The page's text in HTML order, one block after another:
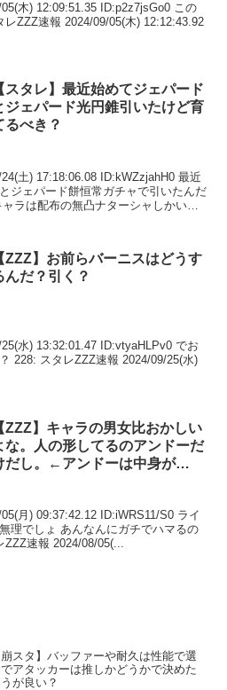
木) 12:09:51.35 ID:p2z7jsGo0 この
ZZZ速報 2024/09/05(木) 12:12:43.92
スタレ】最近始めてジェパード
ジェパード光円錐引いたけど育
るべき？
土) 17:18:06.08 ID:kWZzjahH0 最近
ジェパード餅恒常ガチャで引いたんだ
ラは配布の無凸ナターシャしかいな
ZZZ】お前らバーニスはどうす
んだ？引く？
水) 13:32:01.47 ID:vtyaHLPv0 でお
228: スタレZZZ速報 2024/09/25(水)
ZZZ】キャラの男女比おかしい
な。人の形してるのアンドーだ
だし。←アンドーは中身が…
月) 09:37:42.12 ID:iWRS11/S0 ライ
理でしょ あんなんにガチでハマるの
速報 2024/08/05(...
崩スタ】バッファーや耐久は性能で選
でアタッカーは推しかどうかで決めた
が良い？